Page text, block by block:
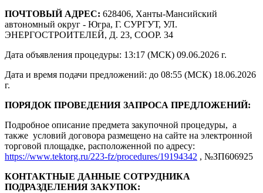
ПОЧТОВЫЙ АДРЕС: 628406, Ханты-Мансийский
автономный округ - Югра, Г. СУРГУТ, УЛ.
ЭНЕРГОСТРОИТЕЛЕЙ, Д. 23, СООР. 34
Дата объявления процедуры: 13:17 (МСК) 09.06.2026 г.
Дата и время подачи предложений: до 08:55 (МСК) 18.06.2026
г.
ПОРЯДОК ПРОВЕДЕНИЯ ЗАПРОСА ПРЕДЛОЖЕНИЙ:
Подробное описание предмета закупочной процедуры, а
также условий договора размещено на сайте на электронной
торговой площадке, расположенной по адресу:
https://www.tektorg.ru/223-fz/procedures/19194342 , №ЗП606925
КОНТАКТНЫЕ ДАННЫЕ СОТРУДНИКА
ПОДРАЗДЕЛЕНИЯ ЗАКУПОК: